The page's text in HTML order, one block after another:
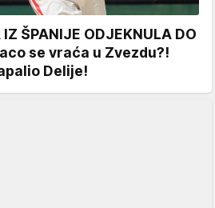
ŠPANIJE ODJEKNULA DO
se vraća u Zvezdu?!
Delije!